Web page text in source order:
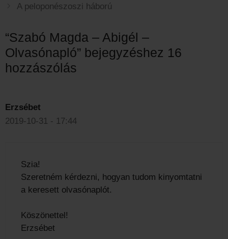
A peloponészoszi háború
“Szabó Magda – Abigél –
Olvasónapló” bejegyzéshez 16
hozzászólás
Erzsébet
2019-10-31 - 17:44
Szia!
Szeretném kérdezni, hogyan tudom kinyomtatni
a keresett olvasónaplót.
Köszönettel!
Erzsébet